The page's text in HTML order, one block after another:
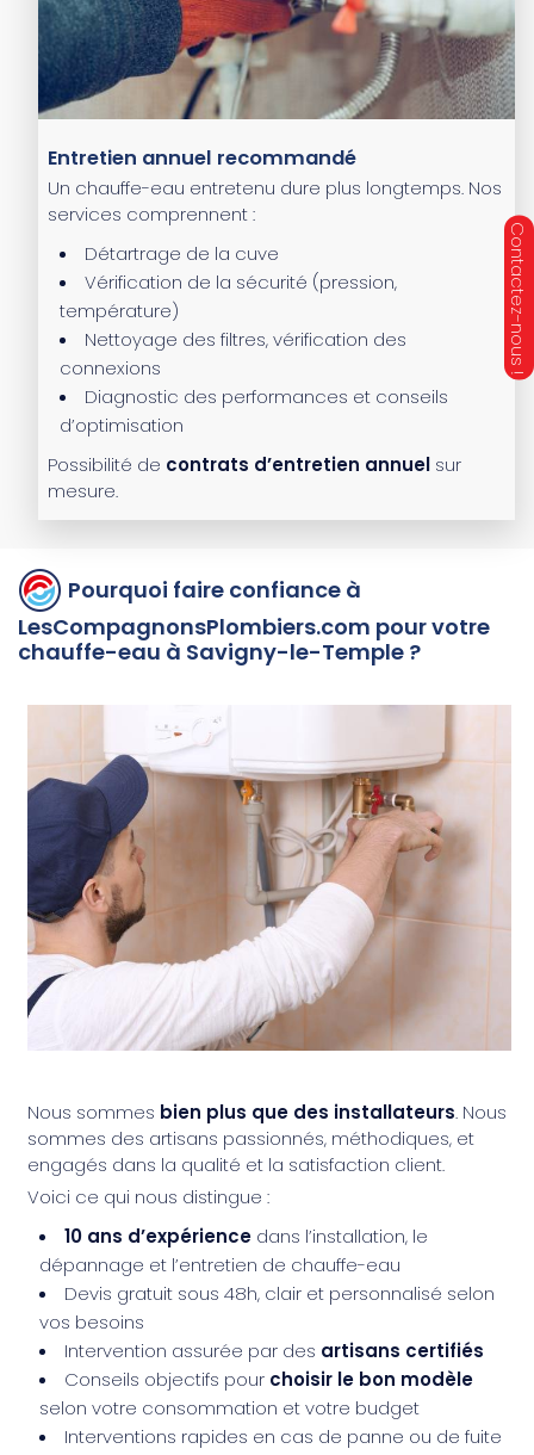
Entretien annuel recommandé
Un chauffe-eau entretenu dure plus longtemps. Nos
services comprennent :
Détartrage de la cuve
Vérification de la sécurité (pression,
température)
Nettoyage des filtres, vérification des
connexions
Diagnostic des performances et conseils
d’optimisation
Possibilité de contrats d’entretien annuel sur
mesure.
Pourquoi faire confiance à
LesCompagnonsPlombiers.com pour votre
chauffe-eau à Savigny-le-Temple ?
Nous sommes bien plus que des installateurs. Nous
sommes des artisans passionnés, méthodiques, et
engagés dans la qualité et la satisfaction client.
Voici ce qui nous distingue :
10 ans d’expérience dans l’installation, le
dépannage et l’entretien de chauffe-eau
Devis gratuit sous 48h, clair et personnalisé selon
vos besoins
Intervention assurée par des artisans certifiés
Conseils objectifs pour choisir le bon modèle
selon votre consommation et votre budget
Interventions rapides en cas de panne ou de fuite